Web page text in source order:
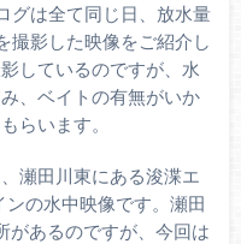
グは全て同じ日、放水量
撮影した映像をご紹介し
しているのですが、水
、ベイトの有無がいか
らいます。
瀬田川東にある浚渫エ
の水中映像です。瀬田
があるのですが、今回は